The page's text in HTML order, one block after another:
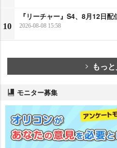
10
『リーチャー』S4、8月12日配
2026-08-08 15:58
もっ
モニター募集